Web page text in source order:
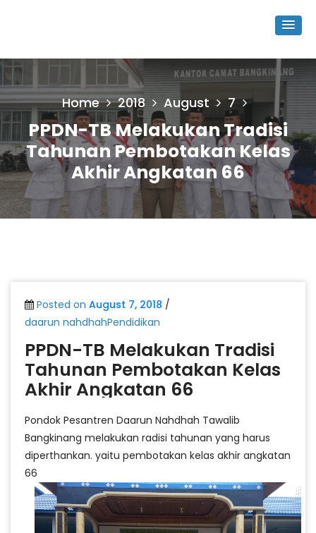
Home 2018 August 7
PPDN-TB Melakukan Tradisi
Tahunan Pembotakan Kelas
Akhir Angkatan 66
Posted on August 7, 2018 /
daarun nahdhahPendidikan
PPDN-TB Melakukan Tradisi
Tahunan Pembotakan Kelas
Akhir Angkatan 66
Pondok Pesantren Daarun Nahdhah Tawalib
Bangkinang melakukan radisi tahunan yang harus
diperthankan. yaitu pembotakan kelas akhir angkatan
66